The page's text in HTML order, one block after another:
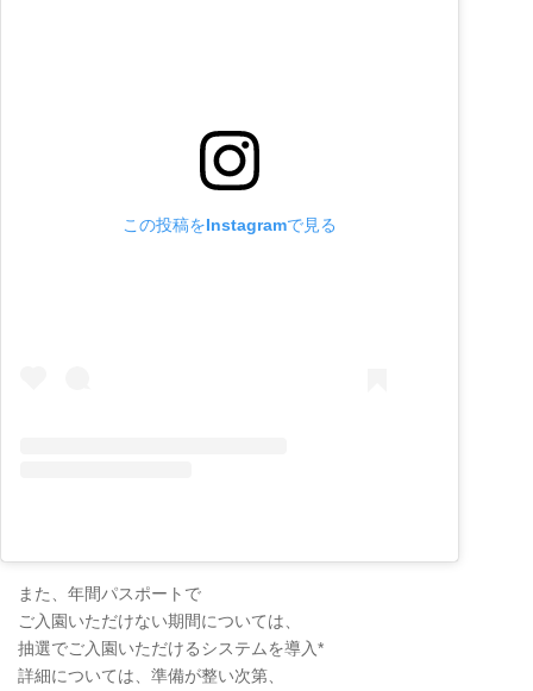
この投稿をInstagramで見る
また、年間パスポートで
ご入園いただけない期間については、
抽選でご入園いただけるシステムを導入*
詳細については、準備が整い次第、